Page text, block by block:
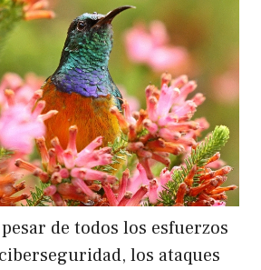
de todos los esfuerzos
los ataques